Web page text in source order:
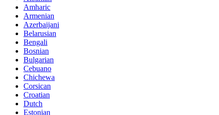
Amharic
Armenian
Azerbaijani
Belarusian
Bengali
Bosnian
Bulgarian
Cebuano
Chichewa
Corsican
Croatian
Dutch
Estonian